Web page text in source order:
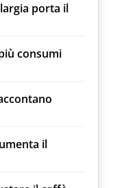
porta il
consumi
il